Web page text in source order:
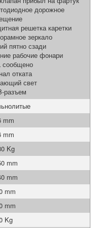
дорожное
решетка каретки
зеркало
пятно сзади
рабочие фонари
сообщено
отката
свет
разъем
mm
mm
Kg
mm
mm
mm
mm
Kg